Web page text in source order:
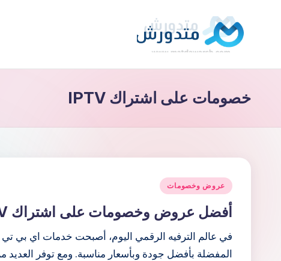
المحتوىتط
بي
دو
ش
والخصومات
بشكل
متجدد
خصومات على اشتراك IPTV
نُشر
في
عروض وخصومات
أفضل عروض وخصومات على اشتراك IPTV
في عالم الترفيه الرقمي اليوم، أصبحت خدمات اي بي
المفضلة بأفضل جودة وبأسعار مناسبة. ومع توفر